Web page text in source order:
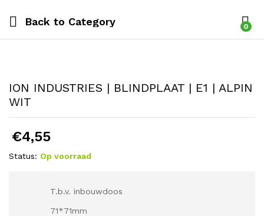
Back to Category 0
ION INDUSTRIES | BLINDPLAAT | E1 | ALPIN
WIT
€4,55
Status: Op voorraad
T.b.v. inbouwdoos
71*71mm